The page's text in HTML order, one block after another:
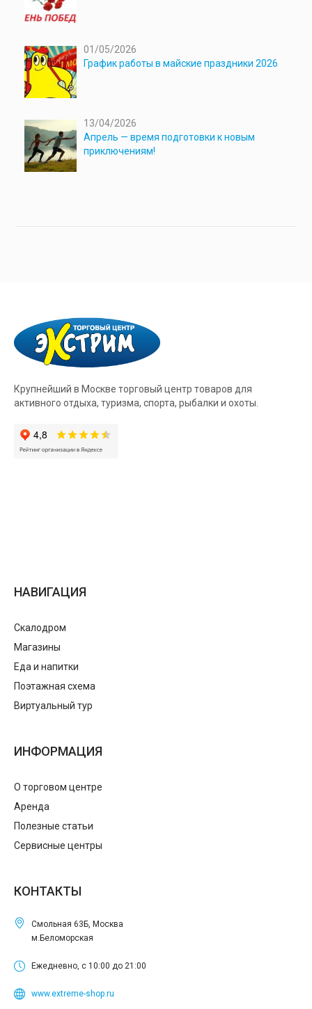
01/05/2026
График работы в майские праздники 2026
13/04/2026
Апрель — время подготовки к новым
приключениям!
Крупнейший в Москве торговый центр товаров для
активного отдыха, туризма, спорта, рыбалки и охоты.
НАВИГАЦИЯ
Скалодром
Магазины
Еда и напитки
Поэтажная схема
Виртуальный тур
ИНФОРМАЦИЯ
О торговом центре
Аренда
Полезные статьи
Сервисные центры
КОНТАКТЫ
Смольная 63Б, Москва
м.Беломорская
Ежедневно, с 10:00 до 21:00
www.extreme-shop.ru